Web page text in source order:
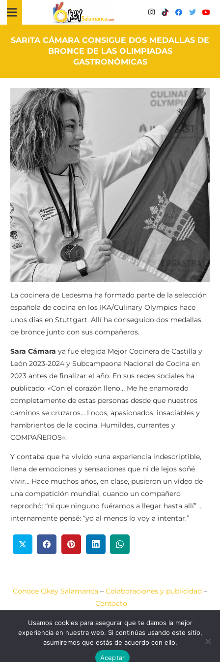
SARITA CÁMARA CONSIGUE DOS MEDALLAS DE
BRONCE DE LAS OLIMPIADAS
GASTRONÓMICAS
La cocinera de Ledesma ha formado parte de la selección
española de cocina en los IKA/Culinary Olympics hace
unos días en Stuttgart. Allí ha conseguido dos medallas
de bronce junto con sus compañeros.
Sara Cámara ya fue elegida Mejor Cocinera de Castilla y
León 2023-2024 y Subcampeona Nacional de Cocina en
2023 antes de finalizar el año. En sus redes sociales ha
publicado: «Con el corazón lleno… Me he enamorado
completamente de estas personas desde que nuestros
caminos se cruzaros… Locos, apasionados, insaciables y
hambrientos de la cocina. Humildes, currantes y
COMPAÑEROS».
Y contaba que ha vivido «una experiencia indescriptible,
llena de emociones y sensaciones que ni de lejos soñé
vivir… Hace muchos años, en clase, pusieron un vídeo de
una competición mundial, cuando un compañero
reprochó: “ni que ninguno fuéramos a llegar hasta allí” …
internamente pensé: “yo al menos lo voy a intentar.”
Conoce Okey Salamanca – Colaboraciones y publicidad –
Contacto
Aviso Legal –Política de Cookies–Política de Privacidad
2020-2026 © Okey
Web diseñada por
COMUNICACIÓN
Usamos cookies para asegurar que te damos la mejor
experiencia en nuestra web. Si continúas usando este sitio,
asumiremos que estás de acuerdo con ello.
Aceptar